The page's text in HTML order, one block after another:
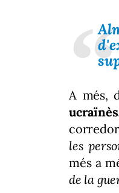
A més,
ucraïnès
les
més a
de la